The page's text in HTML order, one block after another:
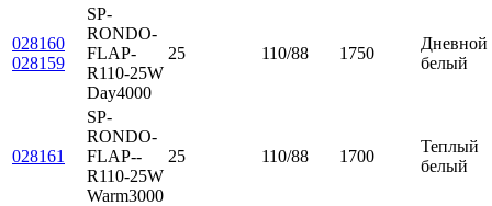
028160
028159
SP-
RONDO-
FLAP-
R110-25W
Day4000
25 110/88 1750
Дневной
белый
028161
SP-
RONDO-
FLAP--
R110-25W
Warm3000
25 110/88 1700
Теплый
белый